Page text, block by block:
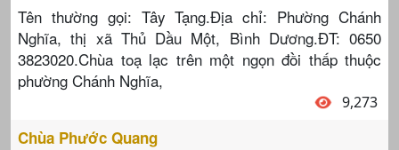
Tên thường gọi: Tây Tạng.Địa chỉ: Phường Chánh
Nghĩa, thị xã Thủ Dầu Một, Bình Dương.ĐT: 0650
3823020.Chùa toạ lạc trên một ngọn đồi thấp thuộc
phường Chánh Nghĩa,
9,273
Chùa Phước Quang